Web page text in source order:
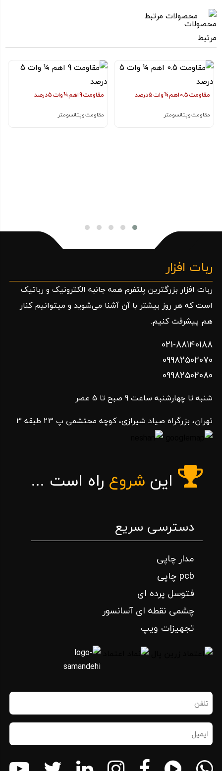
محصولات مرتبط
مقاومت 0.5 اهم ¼ وات 5 درصد
مقاومت و پتانسومتر
مقاومت 9 اهم ¼ وات 5 درصد
مقاومت و پتانسومتر
ربات افزار
ربات افزار بزرگترین پلتفرم همه جانبه الکترونیک و رباتیک
است که هر روز بیشتر با آن آشنا می‌شوید و میتوانیم کنار
هم پیشرفت کنیم.
021-88140188
09982502070
09982502080
شنبه تا چهارشنبه ساعت 9 صبح تا 5 عصر
تهران، بزرگراه صیاد شیرازی، کوچه محتشمی پ 23 طبقه 3
این شروع راه است ...
دسترسی سریع
مدار چاپی
pcb چاپی
فتوسل پرده ای
چشمی نقطه ای آسانسور
تجهیزات ویپ
تلفن
همراه
(ضروری)
ایمیل
(ضروری)